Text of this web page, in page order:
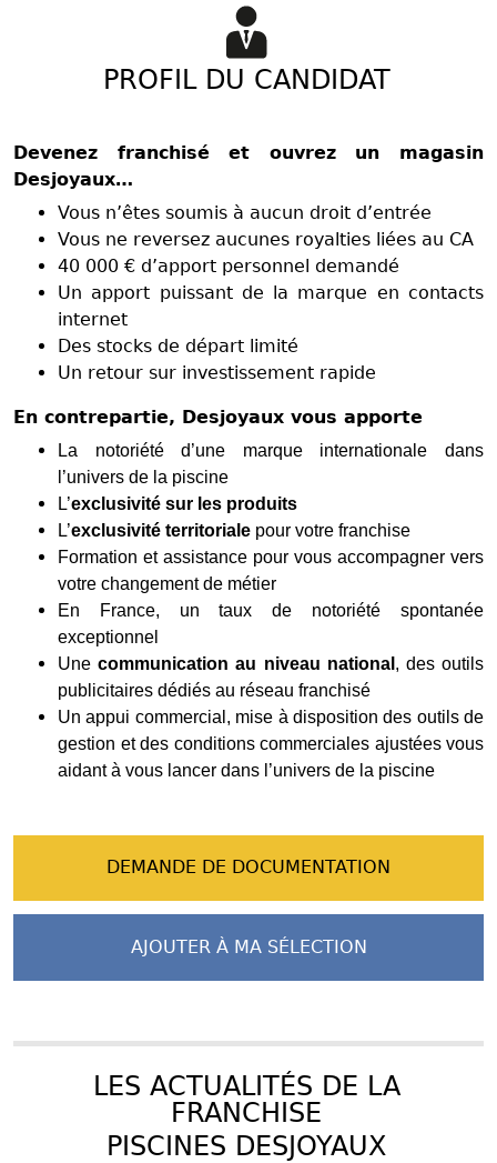
PROFIL DU CANDIDAT
Devenez franchisé et ouvrez un magasin
Desjoyaux…
Vous n’êtes soumis à aucun droit d’entrée
Vous ne reversez aucunes royalties liées au CA
40 000 € d’apport personnel demandé
Un apport puissant de la marque en contacts
internet
Des stocks de départ limité
Un retour sur investissement rapide
En contrepartie, Desjoyaux vous apporte
La notoriété d’une marque internationale dans
l’univers de la piscine
L’exclusivité sur les produits
L’exclusivité territoriale pour votre franchise
Formation et assistance pour vous accompagner vers
votre changement de métier
En France, un taux de notoriété spontanée
exceptionnel
Unecommunication au niveau national , des outils
publicitaires dédiés au réseau franchisé
Un appui commercial, mise à disposition des outils de
gestion et des conditions commerciales ajustées vous
aidant à vous lancer dans l’univers de la piscine
DEMANDE DE DOCUMENTATION
AJOUTER À MA SÉLECTION
LES ACTUALITÉS DE LA
FRANCHISE
PISCINES DESJOYAUX